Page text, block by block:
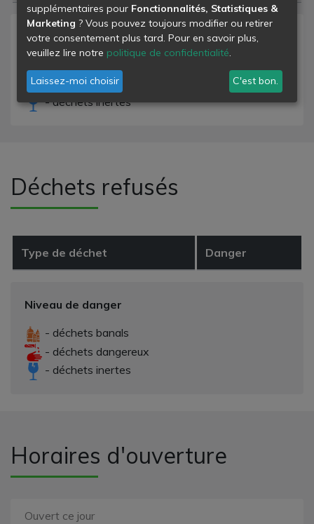
Niveau de danger
- déchets dangereux
- déchets inertes
Déchets refusés
Type de déchet Danger
Niveau de danger
- déchets banals
- déchets dangereux
- déchets inertes
Horaires d'ouverture
Ouvert ce jour
supplémentaires pour Fonctionnalités, Statistiques &
Marketing ? Vous pouvez toujours modifier ou retirer
votre consentement plus tard. Pour en savoir plus,
veuillez lire notre politique de confidentialité.
Laissez-moi choisir C'est bon.